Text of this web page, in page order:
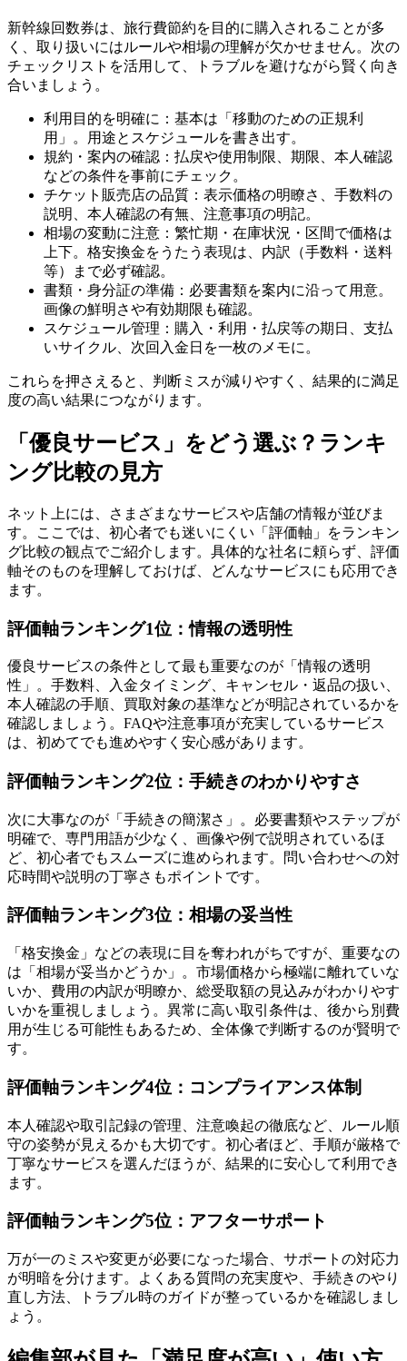
新幹線回数券は、旅行費節約を目的に購入されることが多
く、取り扱いにはルールや相場の理解が欠かせません。次の
チェックリストを活用して、トラブルを避けながら賢く向き
合いましょう。
利用目的を明確に：基本は「移動のための正規利
用」。用途とスケジュールを書き出す。
規約・案内の確認：払戻や使用制限、期限、本人確認
などの条件を事前にチェック。
チケット販売店の品質：表示価格の明瞭さ、手数料の
説明、本人確認の有無、注意事項の明記。
相場の変動に注意：繁忙期・在庫状況・区間で価格は
上下。格安換金をうたう表現は、内訳（手数料・送料
等）まで必ず確認。
書類・身分証の準備：必要書類を案内に沿って用意。
画像の鮮明さや有効期限も確認。
スケジュール管理：購入・利用・払戻等の期日、支払
いサイクル、次回入金日を一枚のメモに。
これらを押さえると、判断ミスが減りやすく、結果的に満足
度の高い結果につながります。
「優良サービス」をどう選ぶ？ランキ
ング比較の見方
ネット上には、さまざまなサービスや店舗の情報が並びま
す。ここでは、初心者でも迷いにくい「評価軸」をランキン
グ比較の観点でご紹介します。具体的な社名に頼らず、評価
軸そのものを理解しておけば、どんなサービスにも応用でき
ます。
評価軸ランキング1位：情報の透明性
優良サービスの条件として最も重要なのが「情報の透明
性」。手数料、入金タイミング、キャンセル・返品の扱い、
本人確認の手順、買取対象の基準などが明記されているかを
確認しましょう。FAQや注意事項が充実しているサービス
は、初めてでも進めやすく安心感があります。
評価軸ランキング2位：手続きのわかりやすさ
次に大事なのが「手続きの簡潔さ」。必要書類やステップが
明確で、専門用語が少なく、画像や例で説明されているほ
ど、初心者でもスムーズに進められます。問い合わせへの対
応時間や説明の丁寧さもポイントです。
評価軸ランキング3位：相場の妥当性
「格安換金」などの表現に目を奪われがちですが、重要なの
は「相場が妥当かどうか」。市場価格から極端に離れていな
いか、費用の内訳が明瞭か、総受取額の見込みがわかりやす
いかを重視しましょう。異常に高い取引条件は、後から別費
用が生じる可能性もあるため、全体像で判断するのが賢明で
す。
評価軸ランキング4位：コンプライアンス体制
本人確認や取引記録の管理、注意喚起の徹底など、ルール順
守の姿勢が見えるかも大切です。初心者ほど、手順が厳格で
丁寧なサービスを選んだほうが、結果的に安心して利用でき
ます。
評価軸ランキング5位：アフターサポート
万が一のミスや変更が必要になった場合、サポートの対応力
が明暗を分けます。よくある質問の充実度や、手続きのやり
直し方法、トラブル時のガイドが整っているかを確認しまし
ょう。